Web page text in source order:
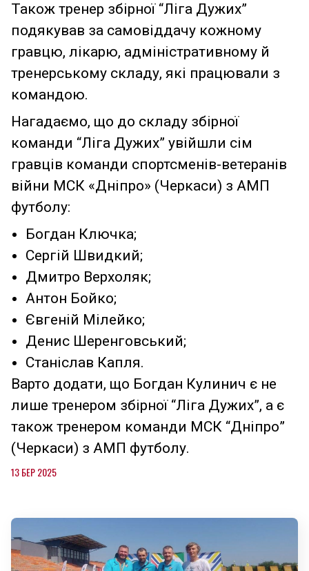
Також тренер збірної “Ліга Дужих”
подякував за самовіддачу кожному
гравцю, лікарю, адміністративному й
тренерському складу, які працювали з
командою.
Нагадаємо, що до складу збірної
команди “Ліга Дужих” увійшли сім
гравців команди спортсменів-ветеранів
війни МСК «Дніпро» (Черкаси) з АМП
футболу:
Богдан Ключка;
Сергій Швидкий;
Дмитро Верхоляк;
Антон Бойко;
Євгеній Мілейко;
Денис Шеренговський;
Станіслав Капля.
Варто додати, що Богдан Кулинич є не
лише тренером збірної “Ліга Дужих”, а є
також тренером команди МСК “Дніпро”
(Черкаси) з АМП футболу.
13 БЕР 2025